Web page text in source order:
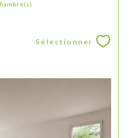
Sélectionner